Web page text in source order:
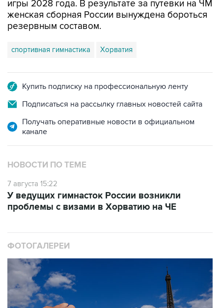
игры 2028 года. В результате за путевки на ЧМ
женская сборная России вынуждена бороться
резервным составом.
спортивная гимнастика Хорватия
Купить подписку на профессиональную ленту
Подписаться на рассылку главных новостей сайта
Получать оперативные новости в официальном
канале
НОВОСТИ ПО ТЕМЕ
7 августа 15:22
У ведущих гимнасток России возникли
проблемы с визами в Хорватию на ЧЕ
ФОТОГАЛЕРЕИ